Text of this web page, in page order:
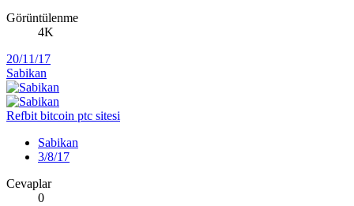
Görüntülenme
4K
20/11/17
Sabikan
Refbit bitcoin ptc sitesi
Sabikan
3/8/17
Cevaplar
0